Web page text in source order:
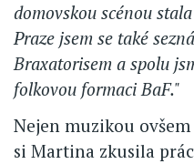
domovskou scénou
Praze jsem se také
Braxatorisem a spolu
folkovou formaci BaF."
Nejen muzikou
si Martina zkusila